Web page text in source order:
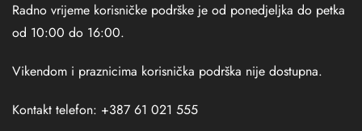
Radno vrijeme korisničke podrške je od ponedjeljka do petka
od 10:00 do 16:00.
Vikendom i praznicima korisnička podrška nije dostupna.
Kontakt telefon: +387 61 021 555